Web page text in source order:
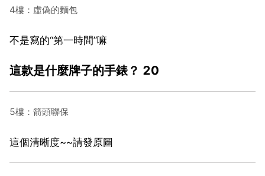
4樓：虛偽的麵包
不是寫的“第一時間”嘛
這款是什麼牌子的手錶？ 20
5樓：箭頭聯保
這個清晰度~~請發原圖